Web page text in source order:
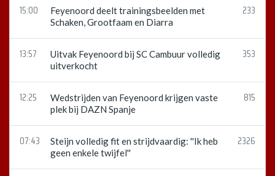
15:00
Feyenoord deelt trainingsbeelden met
Schaken, Grootfaam en Diarra
233
13:57
Uitvak Feyenoord bij SC Cambuur volledig
uitverkocht
353
12:25
Wedstrijden van Feyenoord krijgen vaste
plek bij DAZN Spanje
815
07:43
Steijn volledig fit en strijdvaardig: ''Ik heb
geen enkele twijfel''
2326